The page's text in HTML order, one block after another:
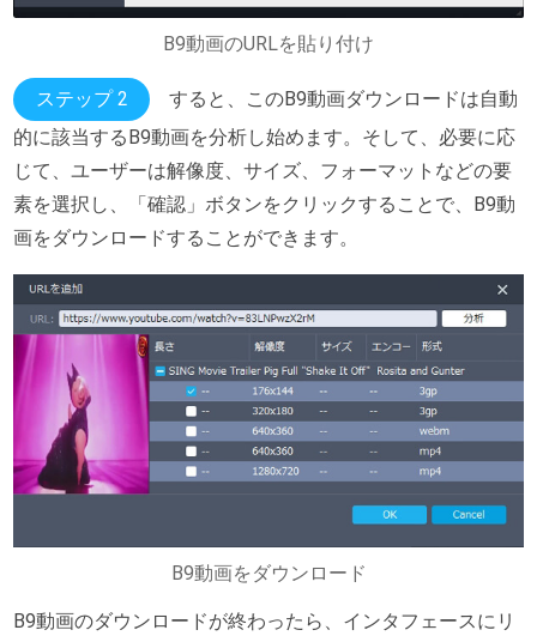
B9動画のURLを貼り付け
ステップ 2
すると、このB9動画ダウンロードは自動
的に該当するB9動画を分析し始めます。そして、必要に応
じて、ユーザーは解像度、サイズ、フォーマットなどの要
素を選択し、「確認」ボタンをクリックすることで、B9動
画をダウンロードすることができます。
B9動画をダウンロード
B9動画のダウンロードが終わったら、インタフェースにリ